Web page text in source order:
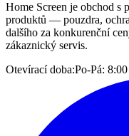
Home Screen je obchod s
produktů — pouzdra,
dalšího za konkurenční
zákaznický servis.
Otevírací doba:Po-Pá: